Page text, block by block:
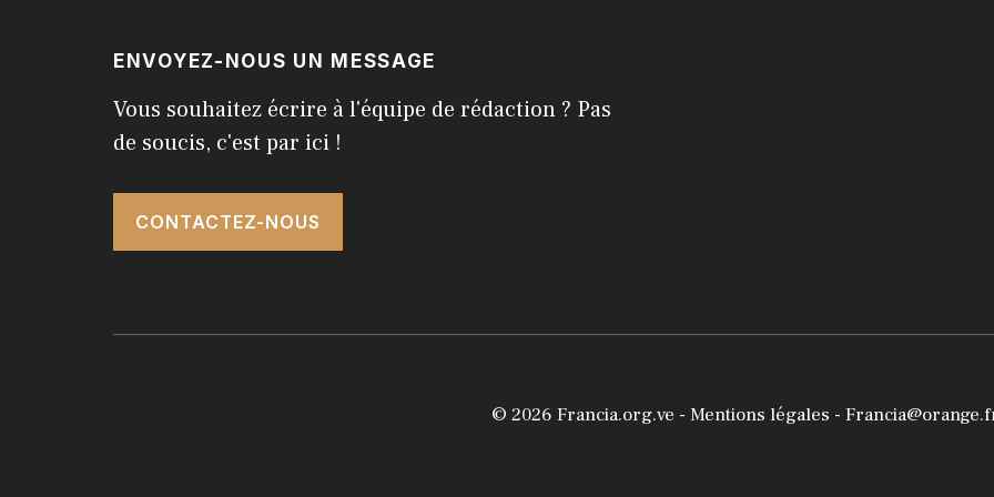
ENVOYEZ-NOUS UN MESSAGE
Vous souhaitez écrire à l'équipe de rédaction ? Pas
de soucis, c'est par ici !
CONTACTEZ-NOUS
© 2026 Francia.org.ve - Mentions légales -